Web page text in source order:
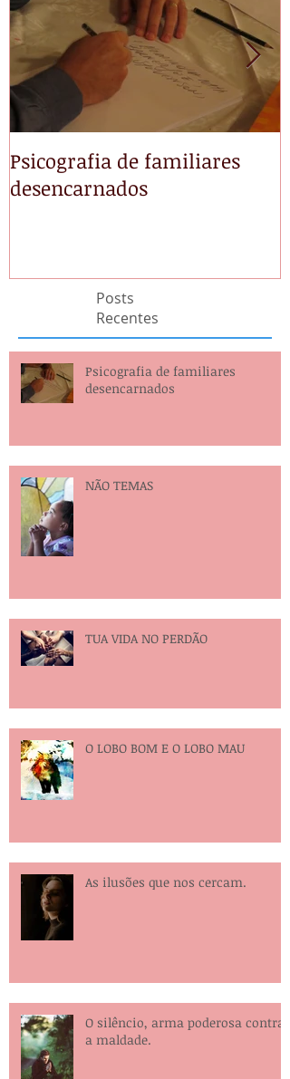
Psicografia de familiares
desencarnados
Posts
Recentes
Psicografia de familiares
desencarnados
NÃO TEMAS
TUA VIDA NO PERDÃO
O LOBO BOM E O LOBO MAU
As ilusões que nos cercam.
O silêncio, arma poderosa contra
a maldade.